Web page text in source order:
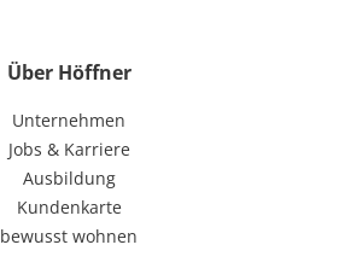
Über Höffner
Unternehmen
Jobs & Karriere
Ausbildung
Kundenkarte
bewusst wohnen